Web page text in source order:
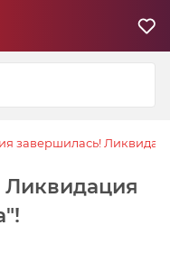
ЗИВ
ЗИВ
завершилась!